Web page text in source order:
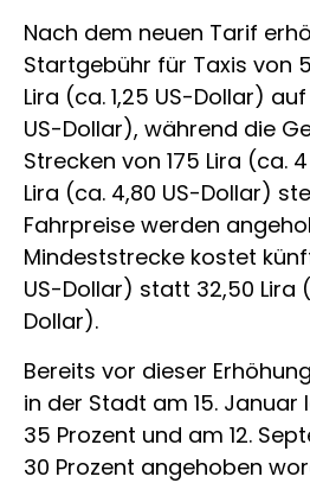
Nach dem neuen Tarif
Startgebühr für Taxis von
Lira (ca. 1,25 US-Dollar)
US-Dollar), während die
Strecken von 175 Lira (ca.
Lira (ca. 4,80 US-Dollar)
Fahrpreise werden
Mindeststrecke kostet
US-Dollar) statt 32,50 Lira
Dollar).
Bereits vor dieser
in der Stadt am 15.
35 Prozent und am 12.
30 Prozent angehoben